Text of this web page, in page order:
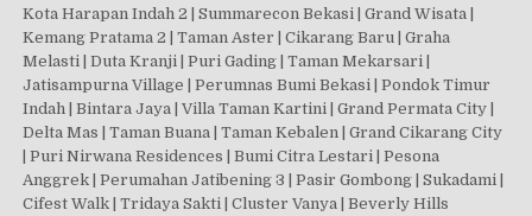
Kota Harapan Indah 2 | Summarecon Bekasi | Grand Wisata |
Kemang Pratama 2 | Taman Aster | Cikarang Baru | Graha
Melasti | Duta Kranji | Puri Gading | Taman Mekarsari |
Jatisampurna Village | Perumnas Bumi Bekasi | Pondok Timur
Indah | Bintara Jaya | Villa Taman Kartini | Grand Permata City |
Delta Mas | Taman Buana | Taman Kebalen | Grand Cikarang City
| Puri Nirwana Residences | Bumi Citra Lestari | Pesona
Anggrek | Perumahan Jatibening 3 | Pasir Gombong | Sukadami |
Cifest Walk | Tridaya Sakti | Cluster Vanya | Beverly Hills